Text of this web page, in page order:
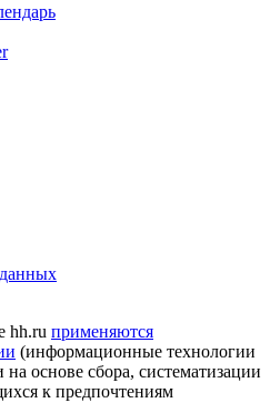
hh.ru применяются
(информационные технологии
основе сбора, систематизации
к предпочтениям